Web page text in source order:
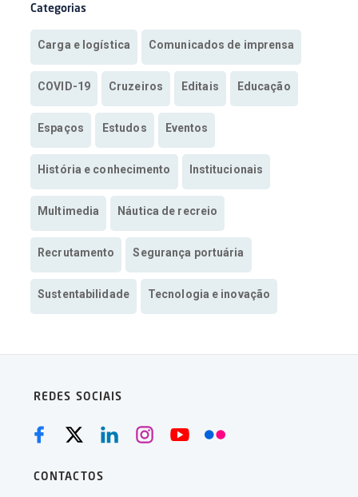
Categorias
Carga e logística Comunicados de imprensa
COVID-19 Cruzeiros Editais Educação
Espaços Estudos Eventos
História e conhecimento Institucionais
Multimedia Náutica de recreio
Recrutamento Segurança portuária
Sustentabilidade Tecnologia e inovação
REDES SOCIAIS
CONTACTOS